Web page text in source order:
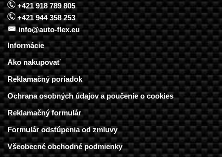
+421 918 789 805
+421 944 358 253
info@auto-flex.eu
Informácie
Ako nakupovať
Reklamačný poriadok
Ochrana osobných údajov a poučenie o cookies
Reklamačný formulár
Formulár odstúpenia od zmluvy
Všeobecné obchodné podmienky